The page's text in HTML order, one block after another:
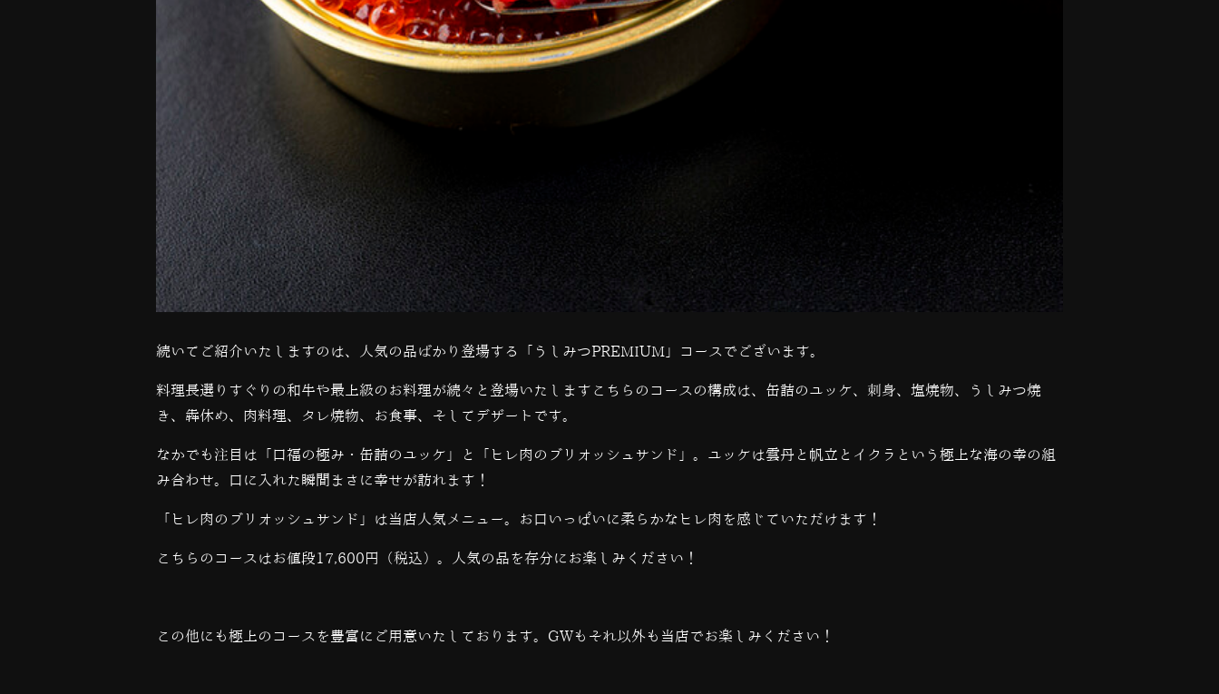
続いてご紹介いたしますのは、人気の品ばかり登場する「うしみつPREMIUM」コースでございます。
料理長選りすぐりの和牛や最上級のお料理が続々と登場いたしますこちらのコースの構成は、缶詰のユッケ、刺身、塩焼物、うしみつ焼
き、 犇休め、肉料理、タレ焼物、お食事、そしてデザートです。
なかでも注目は「口福の極み・缶詰のユッケ」と「ヒレ肉のブリオッシュサンド」。ユッケは雲丹と帆立とイクラという極上な海の幸の組
み合わせ。口に入れた瞬間まさに幸せが訪れます！
「ヒレ肉のブリオッシュサンド」は当店人気メニュー。お口いっぱいに柔らかなヒレ肉を感じていただけます！
こちらのコースはお値段17,600円（税込）。人気の品を存分にお楽しみください！
この他にも極上のコースを豊富にご用意いたしております。GWもそれ以外も当店でお楽しみください！